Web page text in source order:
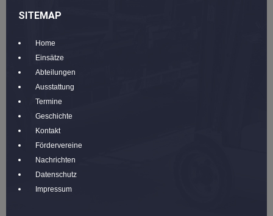
SITEMAP
Home
Einsätze
Abteilungen
Ausstattung
Termine
Geschichte
Kontakt
Fördervereine
Nachrichten
Datenschutz
Impressum